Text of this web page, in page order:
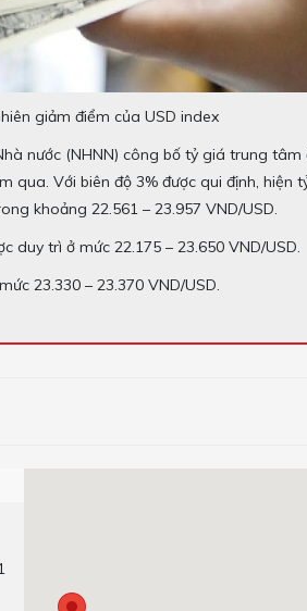
giảm điểm của USD index
nước (NHNN) công bố tỷ giá trung tâm
qua. Với biên độ 3% được qui định, hiện
khoảng 22.561 – 23.957 VND/USD.
duy trì ở mức 22.175 – 23.650 VND/USD.
23.330 – 23.370 VND/USD.